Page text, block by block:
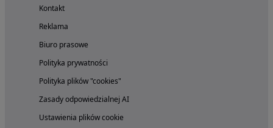
Kontakt
Reklama
Biuro prasowe
Polityka prywatności
Polityka plików "cookies"
Zasady odpowiedzialnej AI
Ustawienia plików cookie